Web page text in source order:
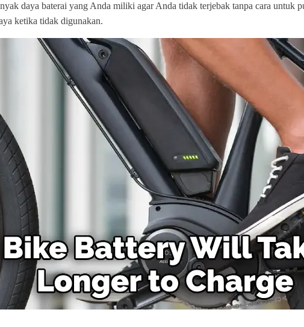
daya baterai yang Anda miliki agar Anda tidak terjebak tanpa cara
ketika tidak digunakan.